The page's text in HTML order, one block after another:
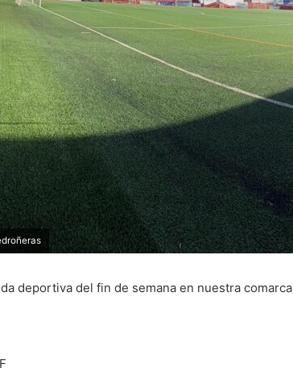
deportiva del fin de semana en nuestra comarca